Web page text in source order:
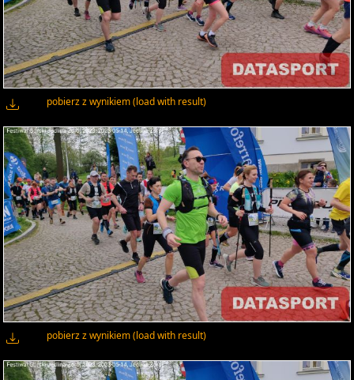
pobierz z wynikiem (load with result)
pobierz z wynikiem (load with result)